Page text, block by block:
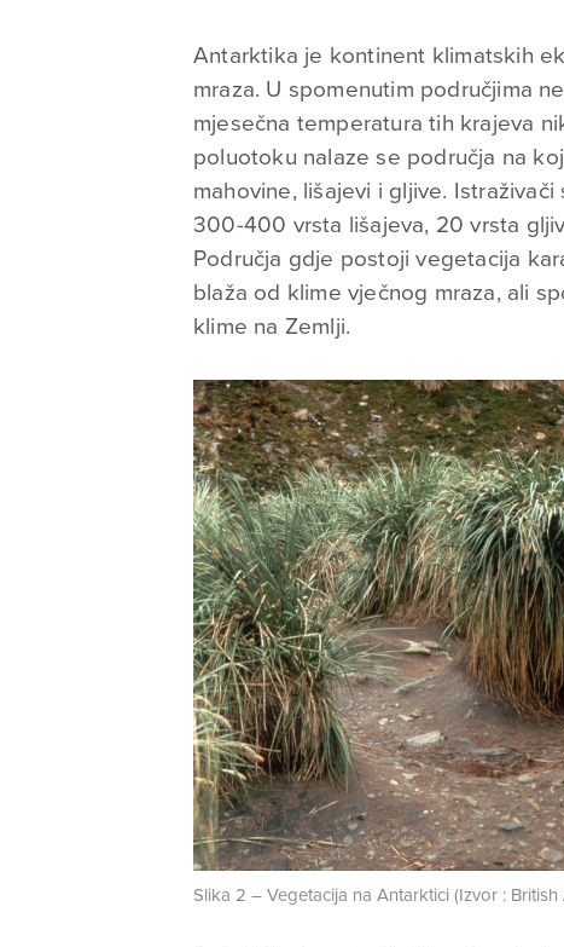
Antarktika je kontinent klimatskih
mraza. U spomenutim područjima
mjesečna temperatura tih krajeva
poluotoku nalaze se područja na
mahovine, lišajevi i gljive.
300-400 vrsta lišajeva, 20 vrsta
Područja gdje postoji vegetacija
blaža od klime vječnog mraza, ali
klime na Zemlji.
Slika 2 – Vegetacija na Antarktici (Izvor : British